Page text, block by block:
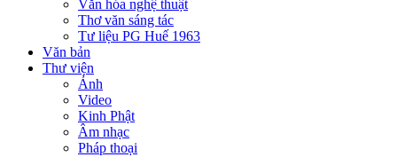
Văn hóa nghệ thuật
Thơ văn sáng tác
Tư liệu PG Huế 1963
Văn bản
Thư viện
Ảnh
Video
Kinh Phật
Âm nhạc
Pháp thoại